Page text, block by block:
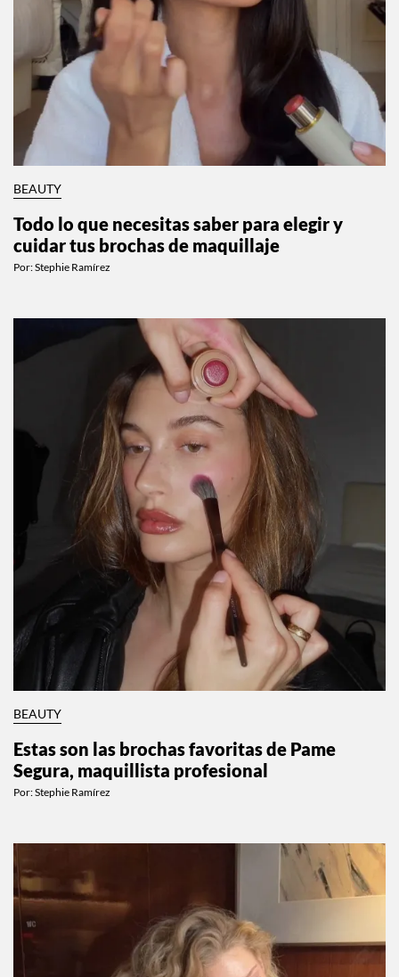
BEAUTY
Todo lo que necesitas saber para elegir y
cuidar tus brochas de maquillaje
Por:Stephie Ramírez
BEAUTY
Estas son las brochas favoritas de Pame
Segura, maquillista profesional
Por:Stephie Ramírez